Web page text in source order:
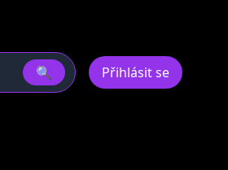
🔍 Přihlásit se